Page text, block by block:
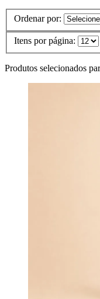
Ordenar por:
Itens por página:
Produtos selecionados